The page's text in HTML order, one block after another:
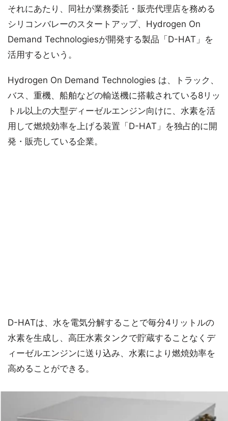
それにあたり、同社が業務委託・販売代理店を務める
シリコンバレーのスタートアップ、Hydrogen On
Demand Technologiesが開発する製品「D-HAT」を
活用するという。
Hydrogen On Demand Technologies は、トラック、
バス、重機、船舶などの輸送機に搭載されている8リッ
トル以上の大型ディーゼルエンジン向けに、水素を活
用して燃焼効率を上げる装置「D-HAT」を独占的に開
発・販売している企業。
D-HATは、水を電気分解することで毎分4リットルの
水素を生成し、高圧水素タンクで貯蔵することなくデ
ィーゼルエンジンに送り込み、水素により燃焼効率を
高めることができる。